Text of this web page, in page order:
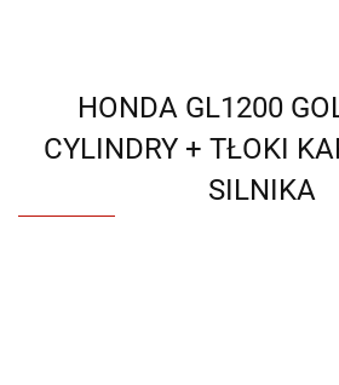
HONDA GL1200
CYLINDRY + TŁOKI
SILNIKA